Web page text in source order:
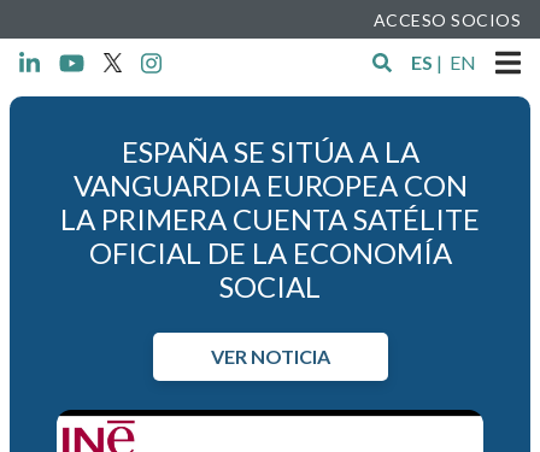
ACCESO SOCIOS
ES | EN
ESPAÑA SE SITÚA A LA
VANGUARDIA EUROPEA CON
LA PRIMERA CUENTA SATÉLITE
OFICIAL DE LA ECONOMÍA
SOCIAL
VER NOTICIA